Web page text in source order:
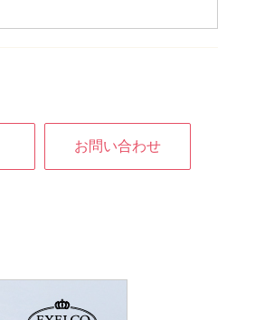
お問い合わせ